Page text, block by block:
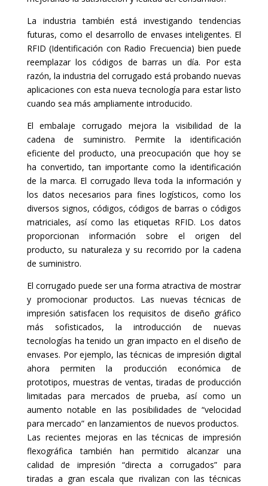
La industria también está investigando tendencias
futuras, como el desarrollo de envases inteligentes. El
RFID (Identificación con Radio Frecuencia) bien puede
reemplazar los códigos de barras un día. Por esta
razón, la industria del corrugado está probando nuevas
aplicaciones con esta nueva tecnología para estar listo
cuando sea más ampliamente introducido.
El embalaje corrugado mejora la visibilidad de la
cadena de suministro. Permite la identificación
eficiente del producto, una preocupación que hoy se
ha convertido, tan importante como la identificación
de la marca. El corrugado lleva toda la información y
los datos necesarios para fines logísticos, como los
diversos signos, códigos, códigos de barras o códigos
matriciales, así como las etiquetas RFID. Los datos
proporcionan información sobre el origen del
producto, su naturaleza y su recorrido por la cadena
de suministro.
El corrugado puede ser una forma atractiva de mostrar
y promocionar productos. Las nuevas técnicas de
impresión satisfacen los requisitos de diseño gráfico
más sofisticados, la introducción de nuevas
tecnologías ha tenido un gran impacto en el diseño de
envases. Por ejemplo, las técnicas de impresión digital
ahora permiten la producción económica de
prototipos, muestras de ventas, tiradas de producción
limitadas para mercados de prueba, así como un
aumento notable en las posibilidades de “velocidad
para mercado” en lanzamientos de nuevos productos.
Las recientes mejoras en las técnicas de impresión
flexográfica también han permitido alcanzar una
calidad de impresión “directa a corrugados” para
tiradas a gran escala que rivalizan con las técnicas